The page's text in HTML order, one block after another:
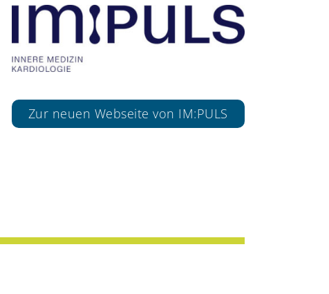
Zur neuen Webseite von IM:PULS